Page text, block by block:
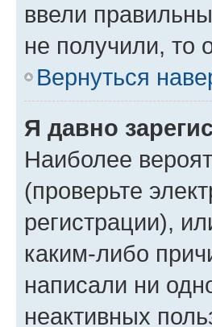
ввели
не получили, то
Вернуться
Я давно
Наиболее
(проверьте
регистрации),
каким-либо
написали ни
неактивных